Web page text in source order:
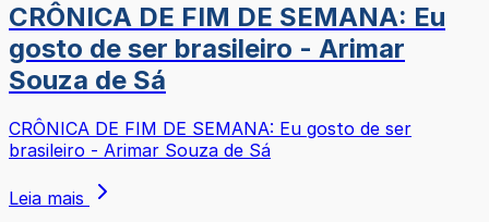
CRÔNICA DE FIM DE SEMANA: Eu
gosto de ser brasileiro - Arimar
Souza de Sá
CRÔNICA DE FIM DE SEMANA: Eu gosto de ser
brasileiro - Arimar Souza de Sá
Leia mais